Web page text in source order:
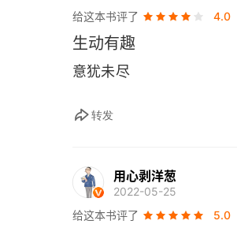
版权信息
陈磊·半小时漫画团队介绍
二、波斯史：西亚最靓的仔
四、印度史(2)：流水的住户
给这本书评了
4.0
生动有趣
意犹未尽
转发
用心剥洋葱
2022-05-25
给这本书评了
5.0